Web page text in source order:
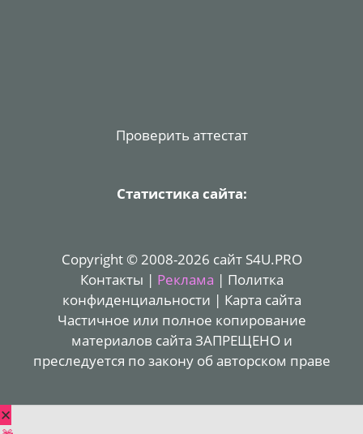
Проверить аттестат
Статистика сайта:
Copyright © 2008-2026 сайт S4U.PRO
Контакты | Реклама | Политка
конфиденциальности | Карта сайта
Частичное или полное копирование
материалов сайта ЗАПРЕЩЕНО и
преследуется по закону об авторском праве
✕